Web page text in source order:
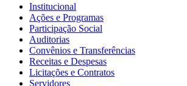
Institucional
Ações e Programas
Participação Social
Auditorias
Convênios e Transferências
Receitas e Despesas
Licitações e Contratos
Servidores